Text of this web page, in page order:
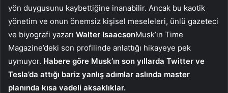
yön duygusunu kaybettiğine inanabilir. Ancak bu kaotik
yönetim ve onun önemsiz kişisel meseleleri, ünlü gazeteci
ve biyografi yazarı Walter IsaacsonMusk’ın Time
Magazine’deki son profilinde anlattığı hikayeye pek
uymuyor. Habere göre Musk’ın son yıllarda Twitter ve
Tesla’da attığı bariz yanlış adımlar aslında master
planında kısa vadeli aksaklıklar.